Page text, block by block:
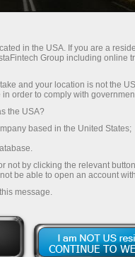
in the USA. If you are a
Group including online
and your location is not the
order to comply with
the USA?
based in the United States;
not by clicking the relevant
be able to open an account
message.